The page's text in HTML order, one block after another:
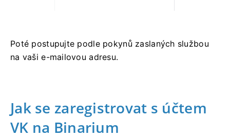
Poté postupujte podle pokynů zaslaných službou
na vaši e-mailovou adresu.
Jak se zaregistrovat s účtem
VK na Binarium